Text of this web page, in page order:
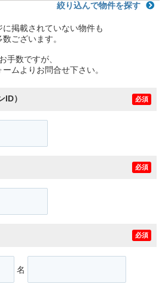
絞り込んで物件を探す
に掲載されていない物件も
数ございます。
お手数ですが、
ムよりお問合せ下さい。
） 必須
必須
必須
名